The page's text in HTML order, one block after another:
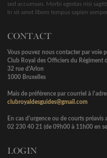
sed accumsan. Morbi egestas nisi
In sit amet libero tempus sapien
CONTACT
Vous pouvez nous contacter par voie
Club Royal des Officiers du Régiment
32 rue d'Arlon
1000 Bruxelles
Mais de préférence par courriel à
clubroyaldesguides@gmail.com
En cas d'urgence ou de courts préavis
02 230 40 21 (de 09h00 à 11h00 en
LOGIN